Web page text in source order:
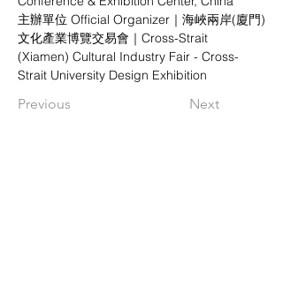
主辦單位 Official Organizer｜海峽兩岸(廈門)
文化產業博覽交易會｜Cross-Strait
(Xiamen) Cultural Industry Fair - Cross-
Strait University Design Exhibition
Previous Next